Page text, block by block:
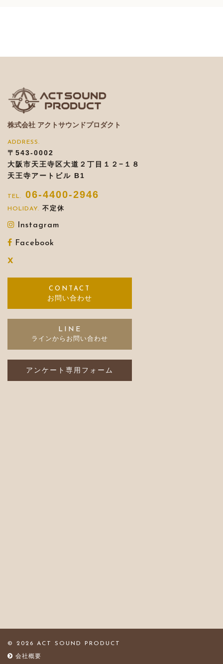
株式会社 アクトサウンドプロダクト
〒543-0002
大阪市天王寺区大道２丁目１２−１８
天王寺アートビル B1
06-4400-2946
不定休
Instagram
Facebook
X
お問い合わせ
LINE
アンケート専用フォーム
© 2026 ACT SOUND PRODUCT
会社概要